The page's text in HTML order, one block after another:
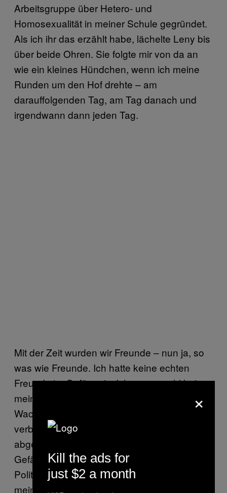
Arbeitsgruppe über Hetero- und
Homosexualität in meiner Schule gegründet.
Als ich ihr das erzählt habe, lächelte Leny bis
über beide Ohren. Sie folgte mir von da an
wie ein kleines Hündchen, wenn ich meine
Runden um den Hof drehte – am
darauffolgenden Tag, am Tag danach und
irgendwann dann jeden Tag.
Mit der Zeit wurden wir Freunde – nun ja, so
was wie Freunde. Ich hatte keine echten
Freunde im Gefängnis. Ich war sowohl bei
meinen Mithäftlingen, als auch bei den
Wachen bekannt als “die Berühmte” und
verbrachte die ersten acht Monate
abgeschirmt von den anderen. Die
Gefängnismitarbeiter führten immer wieder
Politiker, die das Gefängnis besuchten, zu
meiner Zelle, um mit mir anzugeben. Meine
×
Kill the ads for
just $2 a month